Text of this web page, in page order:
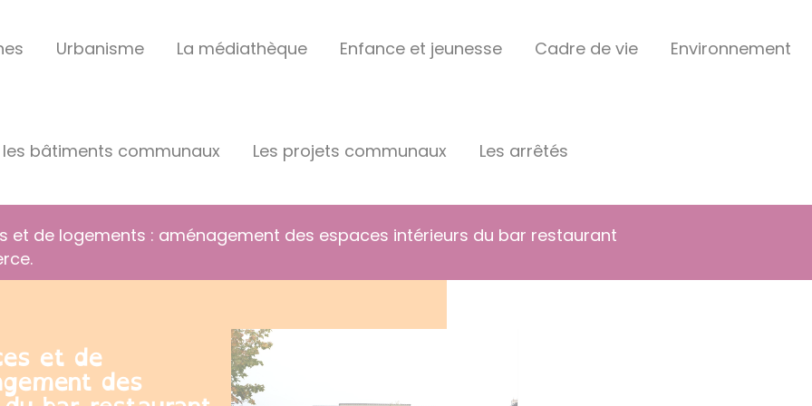
Urbanisme La médiathèque Enfance et jeunesse Cadre de vie Environnement
les bâtiments communaux Les projets communaux Les arrêtés
et de logements : aménagement des espaces intérieurs du bar restaurant
et de
des